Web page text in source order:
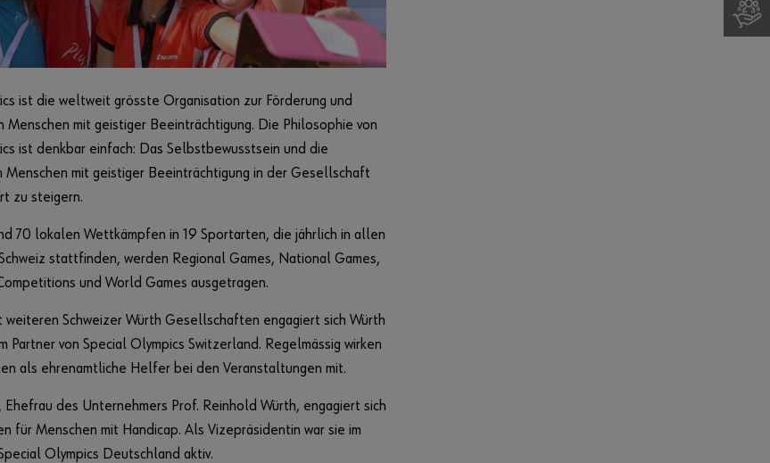
ist die weltweit grösste Organisation zur Förderung und
Menschen mit geistiger Beeinträchtigung. Die Philosophie von
ist denkbar einfach: Das Selbstbewusstsein und die
Menschen mit geistiger Beeinträchtigung in der Gesellschaft
zu steigern.
70 lokalen Wettkämpfen in 19 Sportarten, die jährlich in allen
stattfinden, werden Regional Games, National Games,
und World Games ausgetragen.
weiteren Schweizer Würth Gesellschaften engagiert sich Würth
Partner von Special Olympics Switzerland. Regelmässig wirken
als ehrenamtliche Helfer bei den Veranstaltungen mit.
Ehefrau des Unternehmers Prof. Reinhold Würth, engagiert sich
für Menschen mit Handicap. Als Vizepräsidentin war sie im
Olympics Deutschland aktiv.